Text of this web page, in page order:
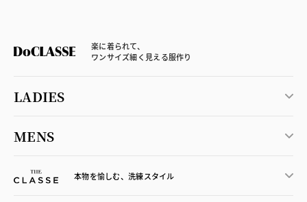
楽に着られて、
ワンサイズ細く見える服作り
LADIES
MENS
本物を愉しむ、洗練スタイル